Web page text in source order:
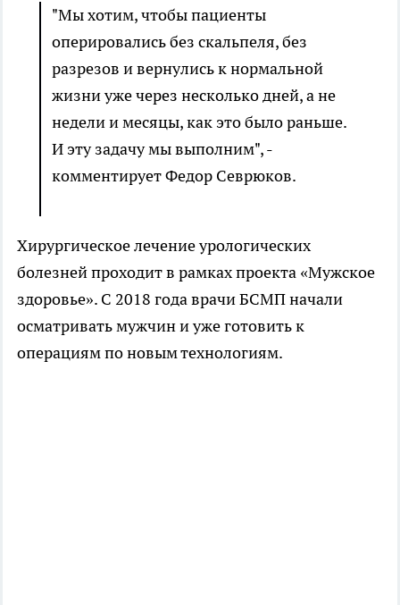
"Мы хотим, чтобы пациенты
оперировались без скальпеля, без
разрезов и вернулись к нормальной
жизни уже через несколько дней, а не
недели и месяцы, как это было раньше.
И эту задачу мы выполним", -
комментирует Федор Севрюков.
Хирургическое лечение урологических
болезней проходит в рамках проекта «Мужское
здоровье». С 2018 года врачи БСМП начали
осматривать мужчин и уже готовить к
операциям по новым технологиям.